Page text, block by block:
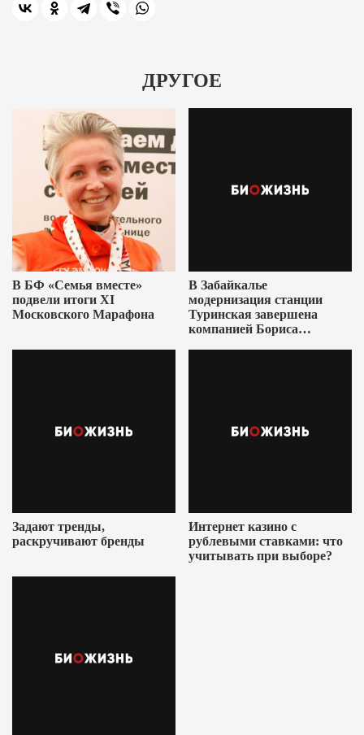
ДРУГОЕ
В БФ «Семья вместе»
подвели итоги XI
Московского Марафона
В Забайкалье
модернизация станции
Туринская завершена
компанией Бориса
Задают тренды,
раскручивают бренды
Интернет казино с
рублевыми ставками: что
учитывать при выборе?